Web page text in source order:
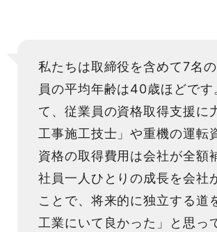
私たちは取締役を含めて7名
員の平均年齢は40歳ほどで
て、従業員の資格取得支援に
工事施工技士」や重機の運転
資格の取得費用は会社が全額
社員一人ひとりの成長を会社
ことで、将来的に独立する道
工業にいて良かった」と思っ